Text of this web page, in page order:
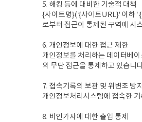
5. 해킹 등에 대비한 기술적 대책
{사이트명}(‘{사이트URL}’ 이하
로부터 접근이 통제된 구역에 시
6. 개인정보에 대한 접근 제한
개인정보를 처리하는 데이터베
의 무단 접근을 통제하고 있습니
7. 접속기록의 보관 및 위변조 방지
개인정보처리시스템에 접속한
8. 비인가자에 대한 출입 통제